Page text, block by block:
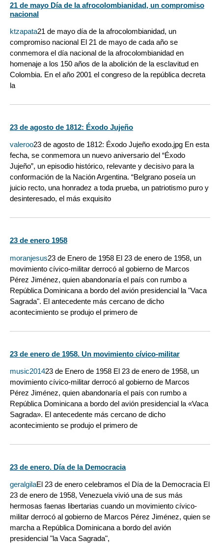
21 de mayo Día de la afrocolombianidad, un compromiso
nacional
ktzapata21 de mayo día de la afrocolombianidad, un
compromiso nacional El 21 de mayo de cada año se
conmemora el día nacional de la afrocolombianidad en
homenaje a los 150 años de la abolición de la esclavitud en
Colombia. En el año 2001 el congreso de la república decreta
la
23 de agosto de 1812: Éxodo Jujeño
valeroo23 de agosto de 1812: Éxodo Jujeño exodo.jpg En esta
fecha, se conmemora un nuevo aniversario del “Éxodo
Jujeño”, un episodio histórico, relevante y decisivo para la
conformación de la Nación Argentina. “Belgrano poseía un
juicio recto, una honradez a toda prueba, un patriotismo puro y
desinteresado, el más exquisito
23 de enero 1958
moranjesus23 de Enero de 1958 El 23 de enero de 1958, un
movimiento cívico-militar derrocó al gobierno de Marcos
Pérez Jiménez, quien abandonaría el país con rumbo a
República Dominicana a bordo del avión presidencial la "Vaca
Sagrada". El antecedente más cercano de dicho
acontecimiento se produjo el primero de
23 de enero de 1958. Un movimiento cívico-militar
music201423 de Enero de 1958 El 23 de enero de 1958, un
movimiento cívico-militar derrocó al gobierno de Marcos
Pérez Jiménez, quien abandonaría el país con rumbo a
República Dominicana a bordo del avión presidencial la «Vaca
Sagrada». El antecedente más cercano de dicho
acontecimiento se produjo el primero de
23 de enero. Día de la Democracia
geralgilaEl 23 de enero celebramos el Día de la Democracia El
23 de enero de 1958, Venezuela vivió una de sus más
hermosas faenas libertarias cuando un movimiento cívico-
militar derrocó al gobierno de Marcos Pérez Jiménez, quien se
marcha a República Dominicana a bordo del avión
presidencial "la Vaca Sagrada",